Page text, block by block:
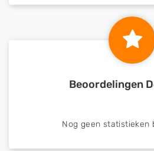
Beoordelingen
Nog geen statistieken